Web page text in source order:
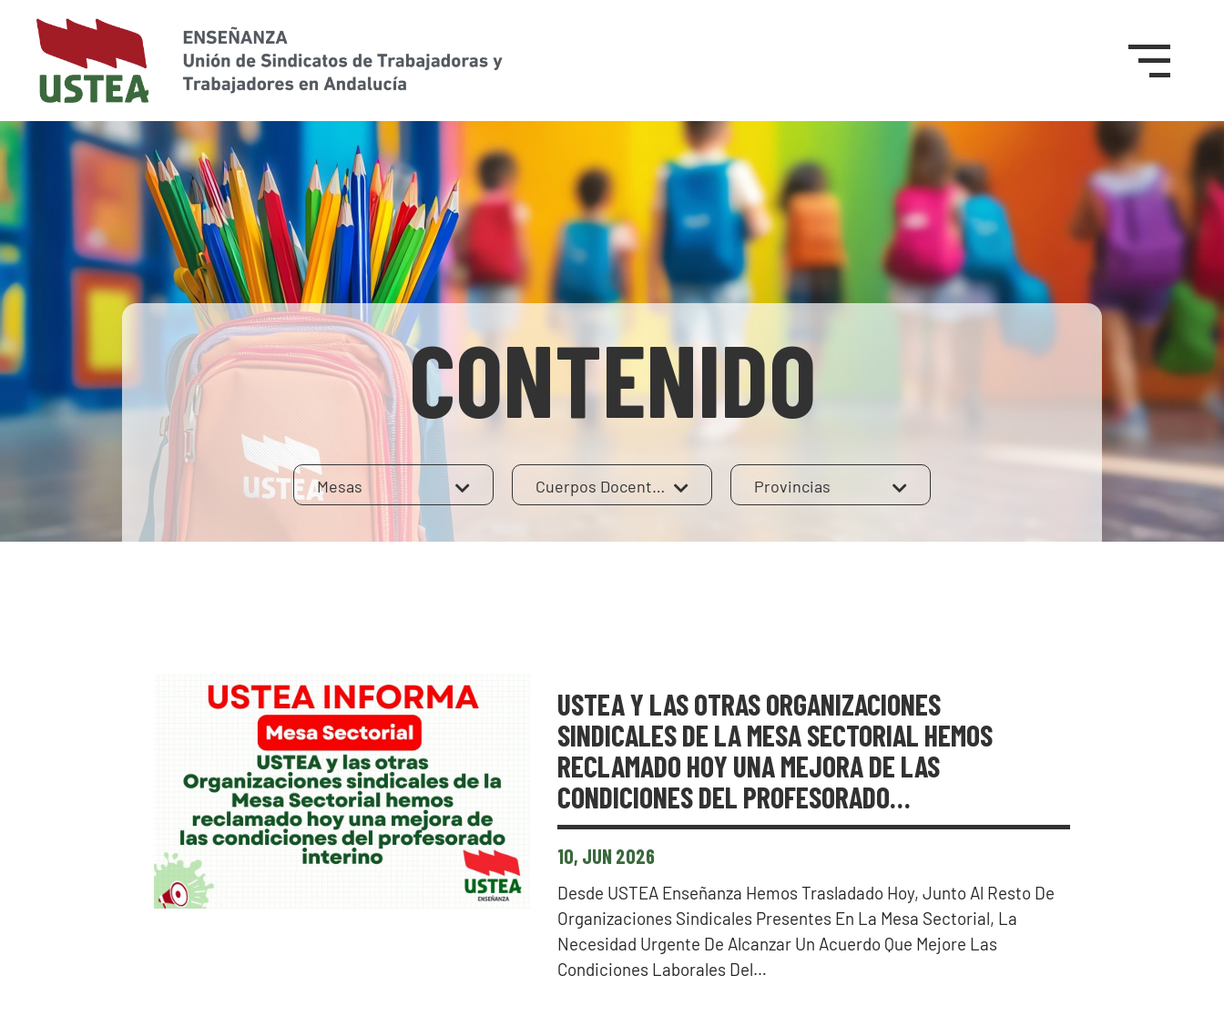
CONTENIDO
Mesas Cuerpos Docentes Provincias
USTEA Y LAS OTRAS ORGANIZACIONES
SINDICALES DE LA MESA SECTORIAL HEMOS
RECLAMADO HOY UNA MEJORA DE LAS
CONDICIONES DEL PROFESORADO…
10, JUN 2026
Desde USTEA Enseñanza Hemos Trasladado Hoy, Junto Al Resto De
Organizaciones Sindicales Presentes En La Mesa Sectorial, La
Necesidad Urgente De Alcanzar Un Acuerdo Que Mejore Las
Condiciones Laborales Del…